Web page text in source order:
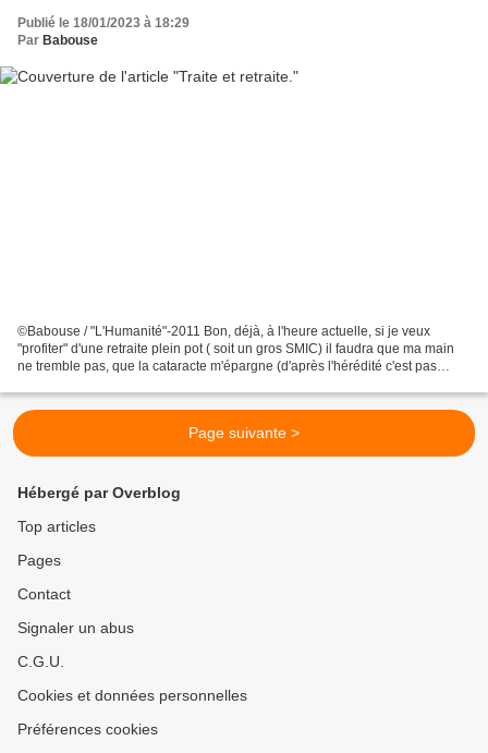
Publié le 18/01/2023 à 18:29
Par Babouse
©Babouse / "L'Humanité"-2011 Bon, déjà, à l'heure actuelle, si je veux
"profiter" d'une retraite plein pot ( soit un gros SMIC) il faudra que ma main
ne tremble pas, que la cataracte m'épargne (d'après l'hérédité c'est pas
Page suivante >
Hébergé par Overblog
Top articles
Pages
Contact
Signaler un abus
C.G.U.
Cookies et données personnelles
Préférences cookies